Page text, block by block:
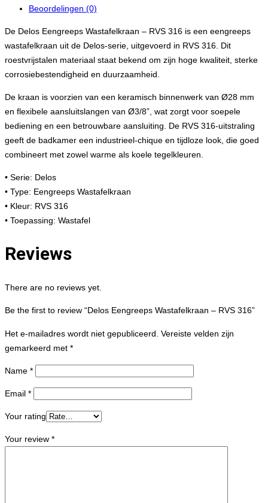
Beoordelingen (0)
De Delos Eengreeps Wastafelkraan – RVS 316 is een eengreeps
wastafelkraan uit de Delos-serie, uitgevoerd in RVS 316. Dit
roestvrijstalen materiaal staat bekend om zijn hoge kwaliteit, sterke
corrosiebestendigheid en duurzaamheid.
De kraan is voorzien van een keramisch binnenwerk van Ø28 mm
en flexibele aansluitslangen van Ø3/8”, wat zorgt voor soepele
bediening en een betrouwbare aansluiting. De RVS 316-uitstraling
geeft de badkamer een industrieel-chique en tijdloze look, die goed
combineert met zowel warme als koele tegelkleuren.
• Serie: Delos
• Type: Eengreeps Wastafelkraan
• Kleur: RVS 316
• Toepassing: Wastafel
Reviews
There are no reviews yet.
Be the first to review “Delos Eengreeps Wastafelkraan – RVS 316”
Het e-mailadres wordt niet gepubliceerd. Vereiste velden zijn
gemarkeerd met *
Name *
Email *
Your rating
Your review *